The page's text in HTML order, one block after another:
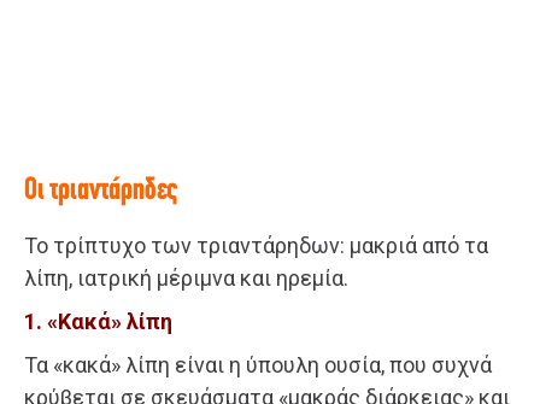
Οι τριαντάρηδες
Το τρίπτυχο των τριαντάρηδων: μακριά από τα
λίπη, ιατρική μέριμνα και ηρεμία.
1. «Κακά» λίπη
Τα «κακά» λίπη είναι η ύπουλη ουσία, που συχνά
κρύβεται σε σκευάσματα «μακράς διάρκειας» και